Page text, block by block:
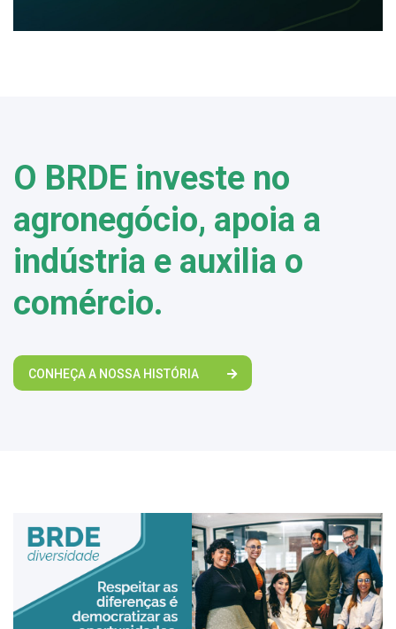
O BRDE investe no
agronegócio, apoia a
indústria e auxilia o
comércio.
CONHEÇA A NOSSA HISTÓRIA